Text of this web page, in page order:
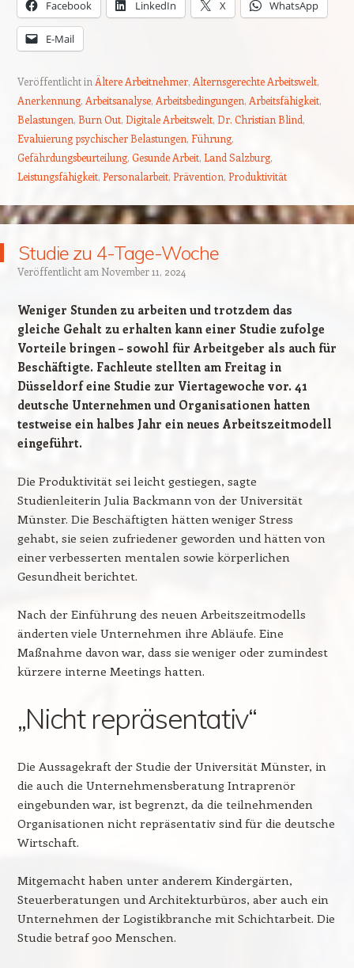
Facebook LinkedIn X WhatsApp
E-Mail
Veröffentlicht in Ältere Arbeitnehmer, Alternsgerechte Arbeitswelt,
Anerkennung, Arbeitsanalyse, Arbeitsbedingungen, Arbeitsfähigkeit,
Belastungen, Burn Out, Digitale Arbeitswelt, Dr. Christian Blind,
Evaluierung psychischer Belastungen, Führung,
Gefährdungsbeurteilung, Gesunde Arbeit, Land Salzburg,
Leistungsfähigkeit, Personalarbeit, Prävention, Produktivität
Studie zu 4-Tage-Woche
Veröffentlicht am November 11, 2024
Weniger Stunden zu arbeiten und trotzdem das
gleiche Gehalt zu erhalten kann einer Studie zufolge
Vorteile bringen – sowohl für Arbeitgeber als auch für
Beschäftigte. Fachleute stellten am Freitag in
Düsseldorf eine Studie zur Viertagewoche vor. 41
deutsche Unternehmen und Organisationen hatten
testweise ein halbes Jahr ein neues Arbeitszeitmodell
eingeführt.
Die Produktivität sei leicht gestiegen, sagte
Studienleiterin Julia Backmann von der Universität
Münster. Die Beschäftigten hätten weniger Stress
gehabt, sie seien zufriedener geworden und hätten von
einer verbesserten mentalen sowie körperlichen
Gesundheit berichtet.
Nach der Einführung des neuen Arbeitszeitmodells
änderten viele Unternehmen ihre Abläufe. Eine
Maßnahme davon war, dass sie weniger oder zumindest
kürzere interne Meetings hatten.
„Nicht repräsentativ“
Die Aussagekraft der Studie der Universität Münster, in
die auch die Unternehmensberatung Intraprenör
eingebunden war, ist begrenzt, da die teilnehmenden
Organisationen nicht repräsentativ sind für die deutsche
Wirtschaft.
Mitgemacht haben unter anderem Kindergärten,
Steuerberatungen und Architekturbüros, aber auch ein
Unternehmen der Logistikbranche mit Schichtarbeit. Die
Studie betraf 900 Menschen.